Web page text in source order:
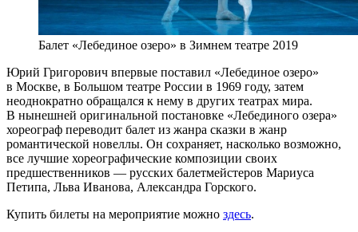
Балет «Лебединое озеро» в Зимнем театре 2019
Юрий Григорович впервые поставил «Лебединое озеро»
в Москве, в Большом театре России в 1969 году, затем
неоднократно обращался к нему в других театрах мира.
В нынешней оригинальной постановке «Лебединого озера»
хореограф переводит балет из жанра сказки в жанр
романтической новеллы. Он сохраняет, насколько возможно,
все лучшие хореографические композиции своих
предшественников — русских балетмейстеров Мариуса
Петипа, Льва Иванова, Александра Горского.
Купить билеты на мероприятие можно здесь.